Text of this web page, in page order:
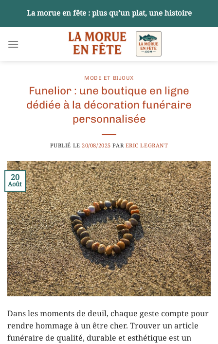
contenu
La morue en fête : plus qu’un plat, une histoire
MODE ET BIJOUX
Funelior : une boutique en ligne
dédiée à la décoration funéraire
personnalisée
PUBLIÉ LE20/08/2025 PAR ERIC LEGRANT
20
Août
Dans les moments de deuil, chaque geste compte pour
rendre hommage à un être cher. Trouver un article
funéraire de qualité, durable et esthétique est un